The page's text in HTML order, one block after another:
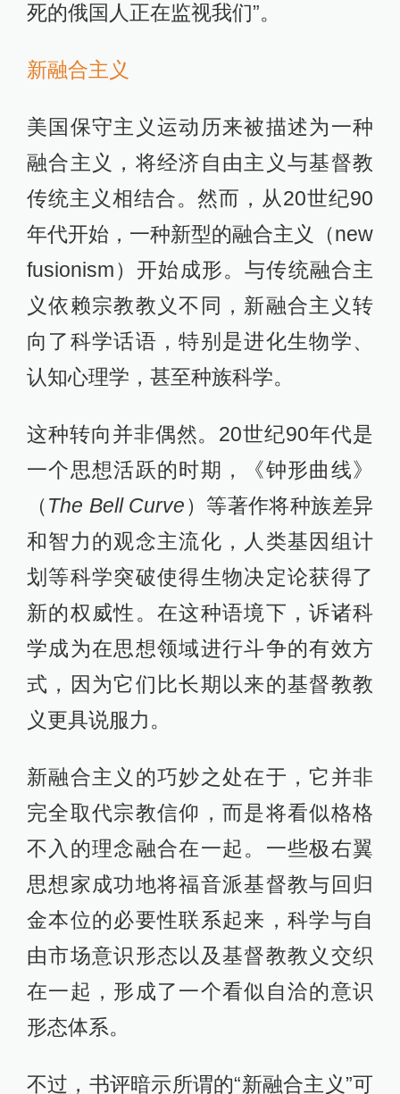
死的俄国人正在监视我们”。
新融合主义
美国保守主义运动历来被描述为一种
融合主义，将经济自由主义与基督教
传统主义相结合。然而，从20世纪90
年代开始，一种新型的融合主义（new
fusionism）开始成形。与传统融合主
义依赖宗教教义不同，新融合主义转
向了科学话语，特别是进化生物学、
认知心理学，甚至种族科学。
这种转向并非偶然。20世纪90年代是
一个思想活跃的时期，《钟形曲线》
（The Bell Curve）等著作将种族差异
和智力的观念主流化，人类基因组计
划等科学突破使得生物决定论获得了
新的权威性。在这种语境下，诉诸科
学成为在思想领域进行斗争的有效方
式，因为它们比长期以来的基督教教
义更具说服力。
新融合主义的巧妙之处在于，它并非
完全取代宗教信仰，而是将看似格格
不入的理念融合在一起。一些极右翼
思想家成功地将福音派基督教与回归
金本位的必要性联系起来，科学与自
由市场意识形态以及基督教教义交织
在一起，形成了一个看似自洽的意识
形态体系。
不过，书评暗示所谓的“新融合主义”可